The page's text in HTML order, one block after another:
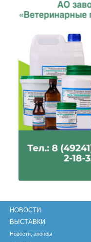
НОВОСТИ
ВЫСТАВКИ
Новости, анонсы